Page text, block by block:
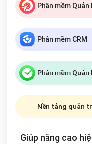
Phần mềm
Phần mềm CRM
Phần mềm
Nền tảng quản
Giúp nâng cao